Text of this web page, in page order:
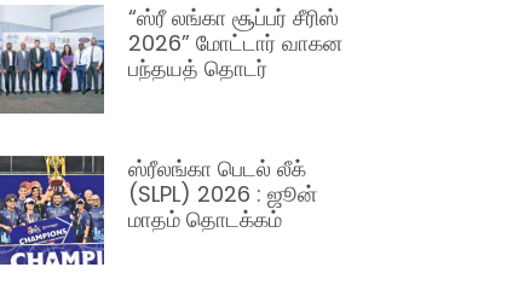
“ஸ்ரீ லங்கா சூப்பர் சீரிஸ்
2026” மோட்டார் வாகன
பந்தயத் தொடர்
ஸ்ரீலங்கா பெடல் லீக்
(SLPL) 2026 : ஜூன்
மாதம் தொடக்கம்